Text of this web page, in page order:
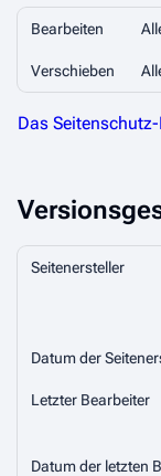
Bearbeiten
Verschieben
Das
Seitenersteller
Datum der
Letzter Bearbeiter
Datum der letzten